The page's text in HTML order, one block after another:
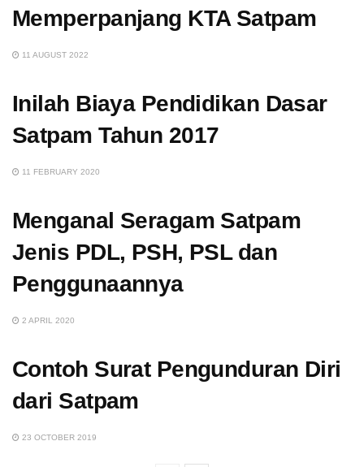
Memperpanjang KTA Satpam
11 AUGUST 2022
Inilah Biaya Pendidikan Dasar
Satpam Tahun 2017
11 FEBRUARY 2020
Menganal Seragam Satpam
Jenis PDL, PSH, PSL dan
Penggunaannya
2 APRIL 2020
Contoh Surat Pengunduran Diri
dari Satpam
23 OCTOBER 2019